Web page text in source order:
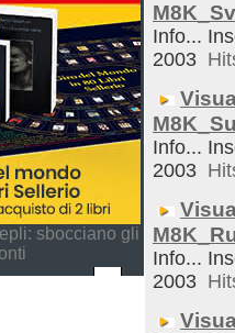
sbocciano gli
Info...
2003
Info...
2003
Info...
2003